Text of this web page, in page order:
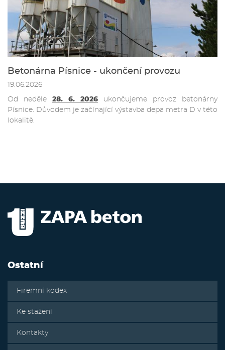
Betonárna Písnice - ukončení provozu
19.06.2026
Od neděle 28. 6. 2026 ukončujeme provoz betonárny
Písnice. Důvodem je začínající výstavba depa metra D v této
lokalitě.
Ostatní
Firemní kodex
Ke stažení
Kontakty